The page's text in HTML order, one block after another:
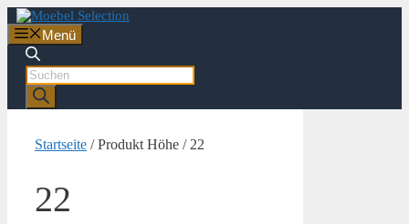
Zum
Inhalt
springen
Menü
Products
search
Startseite / Produkt Höhe / 22
22